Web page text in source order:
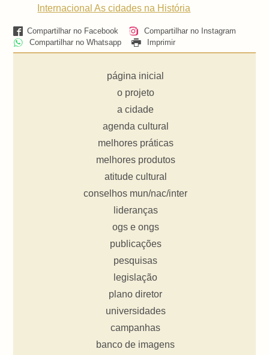
Internacional As cidades na História
Compartilhar no Facebook
Compartilhar no Instagram
Compartilhar no Whatsapp
Imprimir
página inicial
o projeto
a cidade
agenda cultural
melhores práticas
melhores produtos
atitude cultural
conselhos mun/nac/inter
lideranças
ogs e ongs
publicações
pesquisas
legislação
plano diretor
universidades
campanhas
banco de imagens